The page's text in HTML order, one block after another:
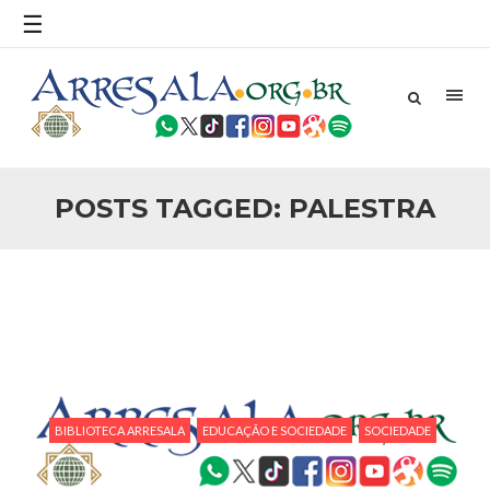
☰
POSTS TAGGED: PALESTRA
do terrorismo não
25 DE SETEMBRO DE 2010
Necessárias Considerações Sobre o
Conflito
Por: Ahmed Ismail Introdução O presente artigo resume as
Em nome de Deus, O Clemente, O Misericordioso! O Centro
Islâmico no Brasil parabeniza a nação islâmica pela chegada
no ano novo muçulmano de 1435 Hejrita. Desejamos a
todos os irmãos e irmãs um novo
BIBLIOTECA ARRESALA EDUCAÇÃO E SOCIEDADE SOCIEDADE